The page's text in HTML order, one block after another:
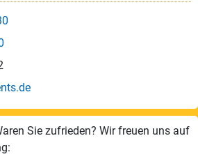
Sie zufrieden? Wir freuen uns auf